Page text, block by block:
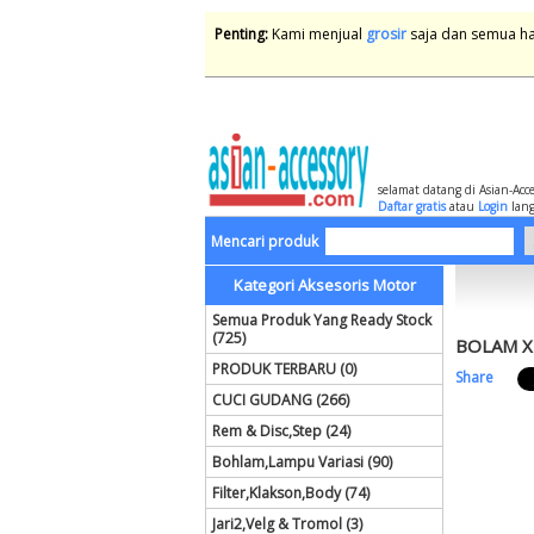
Penting:Kami menjual grosir saja dan semua
selamat datang di Asian-
Daftar gratisatau Login
Mencari produk
Kategori Aksesoris Motor
Semua Produk Yang Ready Stock
(725)
PRODUK TERBARU (0)
CUCI GUDANG (266)
Rem & Disc,Step (24)
Bohlam,Lampu Variasi (90)
Filter,Klakson,Body (74)
Jari2,Velg & Tromol (3)
BOLAM
Share